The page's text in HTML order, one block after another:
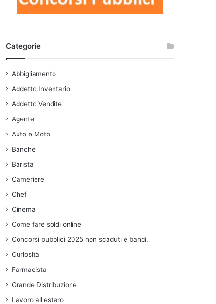
Categorie
Abbigliamento
Addetto Inventario
Addetto Vendite
Agente
Auto e Moto
Banche
Barista
Cameriere
Chef
Cinema
Come fare soldi online
Concorsi pubblici 2025 non scaduti e bandi.
Curiosità
Farmacista
Grande Distribuzione
Lavoro all'estero